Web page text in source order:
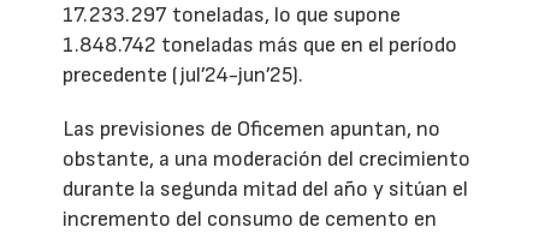
17.233.297 toneladas, lo que supone
1.848.742 toneladas más que en el período
precedente (jul’24-jun’25).
Las previsiones de Oficemen apuntan, no
obstante, a una moderación del crecimiento
durante la segunda mitad del año y sitúan el
incremento del consumo de cemento en